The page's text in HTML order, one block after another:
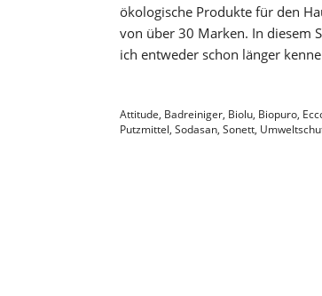
ökologische Produkte für den
von über 30 Marken. In diesem
ich entweder schon länger
Attitude, Badreiniger, Biolu, Biopuro,
Putzmittel, Sodasan, Sonett,